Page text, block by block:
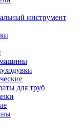
инструмент
для труб